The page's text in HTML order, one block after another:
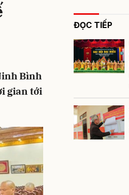
Bình
gian tới
ĐỌC TIẾP
Hủy Gửi